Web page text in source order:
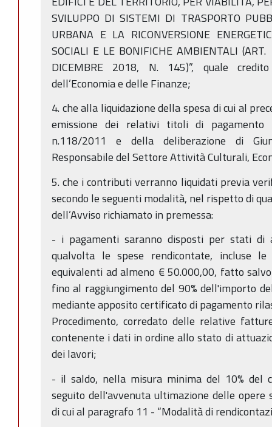
SVILUPPO DI SISTEMI DI TRASPORTO
URBANA E LA RICONVERSIONE
SOCIALI E LE BONIFICHE AMBIENTALI
DICEMBRE 2018, N. 145)”, quale
dell’Economia e delle Finanze;
4. che alla liquidazione della spesa di cui al
emissione dei relativi titoli di pagamento
n.118/2011 e della deliberazione di
Responsabile del Settore Attività Culturali,
5. che i contributi verranno liquidati previa
secondo le seguenti modalità, nel rispetto di
dell’Avviso richiamato in premessa:
- i pagamenti saranno disposti per stati di
qualvolta le spese rendicontate, incluse
equivalenti ad almeno € 50.000,00, fatto
fino al raggiungimento del 90% dell'importo
mediante apposito certificato di pagamento
Procedimento, corredato delle relative
contenente i dati in ordine allo stato di
dei lavori;
- il saldo, nella misura minima del 10% del
seguito dell'avvenuta ultimazione delle opere
di cui al paragrafo 11 - “Modalità di